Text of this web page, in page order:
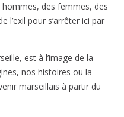
des femmes, des
l’exil pour s’arrêter ici par
est à l’image de la
nos histoires ou la
marseillais à partir du